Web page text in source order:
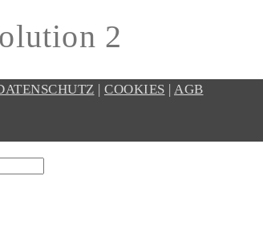
2
COOKIES
AGB